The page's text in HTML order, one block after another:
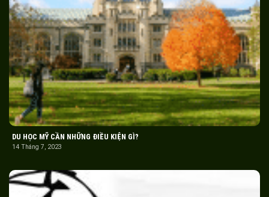
DU HỌC MỸ CẦN NHỮNG ĐIỀU KIỆN GÌ?
14 Tháng 7, 2023